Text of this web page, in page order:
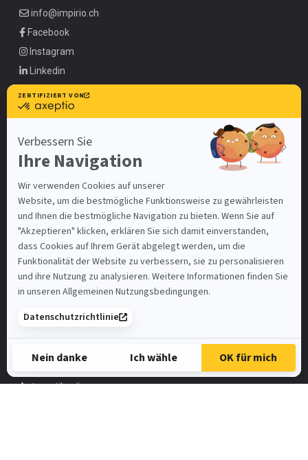
info@impirio.ch
Facebook
Instagram
Linkedin
UNSERE ANGEBOTE UNTER
Zürich
Basel-Stadt
Luzern
St. Gallen
Mein Benutzerkonto
Nutzungsbedingungen
SAMSIC-EMPLOI.CH
SAMSIC.FR
Spontanbewerbung
Automatiker/in